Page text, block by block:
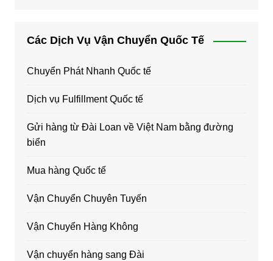
Các Dịch Vụ Vận Chuyển Quốc Tế
Chuyển Phát Nhanh Quốc tế
Dịch vụ Fulfillment Quốc tế
Gửi hàng từ Đài Loan về Việt Nam bằng đường
biển
Mua hàng Quốc tế
Vận Chuyển Chuyên Tuyến
Vận Chuyển Hàng Không
Vận chuyển hàng sang Đài